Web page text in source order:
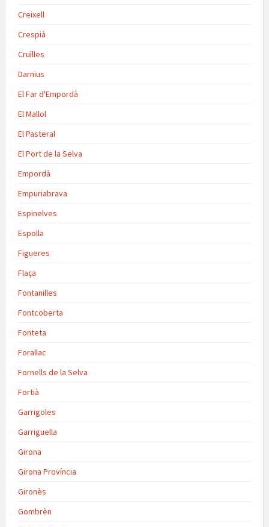
Creixell
Crespià
Cruïlles
Darnius
El Far d'Empordà
El Mallol
El Pasteral
El Port de la Selva
Empordà
Empuriabrava
Espinelves
Espolla
Figueres
Flaça
Fontanilles
Fontcoberta
Fonteta
Forallac
Fornells de la Selva
Fortià
Garrigoles
Garriguella
Girona
Girona Província
Gironès
Gombrèn